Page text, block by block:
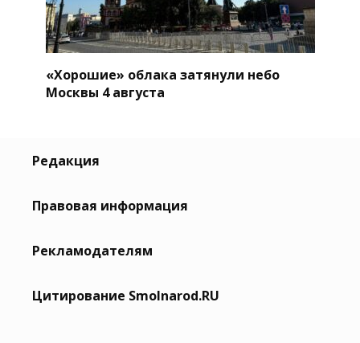
«Хорошие» облака затянули небо
Москвы 4 августа
Редакция
Правовая информация
Рекламодателям
Цитирование Smolnarod.RU